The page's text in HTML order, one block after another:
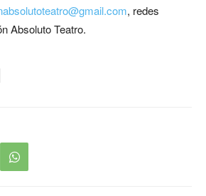
com, redes
Absoluto Teatro.